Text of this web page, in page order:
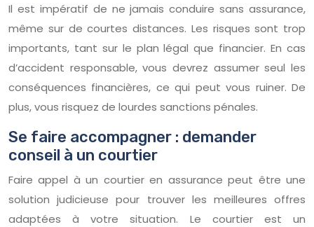
Il est impératif de ne jamais conduire sans assurance,
même sur de courtes distances. Les risques sont trop
importants, tant sur le plan légal que financier. En cas
d’accident responsable, vous devrez assumer seul les
conséquences financières, ce qui peut vous ruiner. De
plus, vous risquez de lourdes sanctions pénales.
Se faire accompagner : demander
conseil à un courtier
Faire appel à un courtier en assurance peut être une
solution judicieuse pour trouver les meilleures offres
adaptées à votre situation. Le courtier est un